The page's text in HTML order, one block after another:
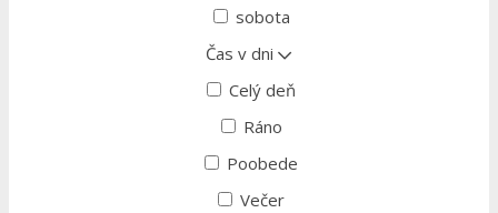
sobota
Čas v dni
Celý deň
Ráno
Poobede
Večer